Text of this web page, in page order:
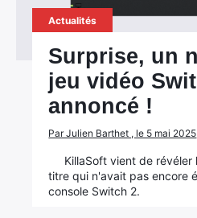
Actualités
Surprise, un
jeu vidéo
annoncé !
Par Julien Barthet , le 5 mai 2025
KillaSoft vient de révéler
titre qui n'avait pas encore
console Switch 2.